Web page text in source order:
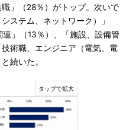
」（28％）がトップ。次いで
ステム、ネットワーク）」
連」（13％）、「施設、設備管
術職、エンジニア（電気、電
続いた。